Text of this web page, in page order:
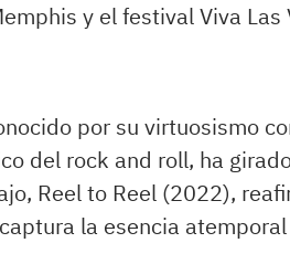
y el festival Viva Las
por su virtuosismo
del rock and roll, ha
Reel to Reel (2022),
la esencia